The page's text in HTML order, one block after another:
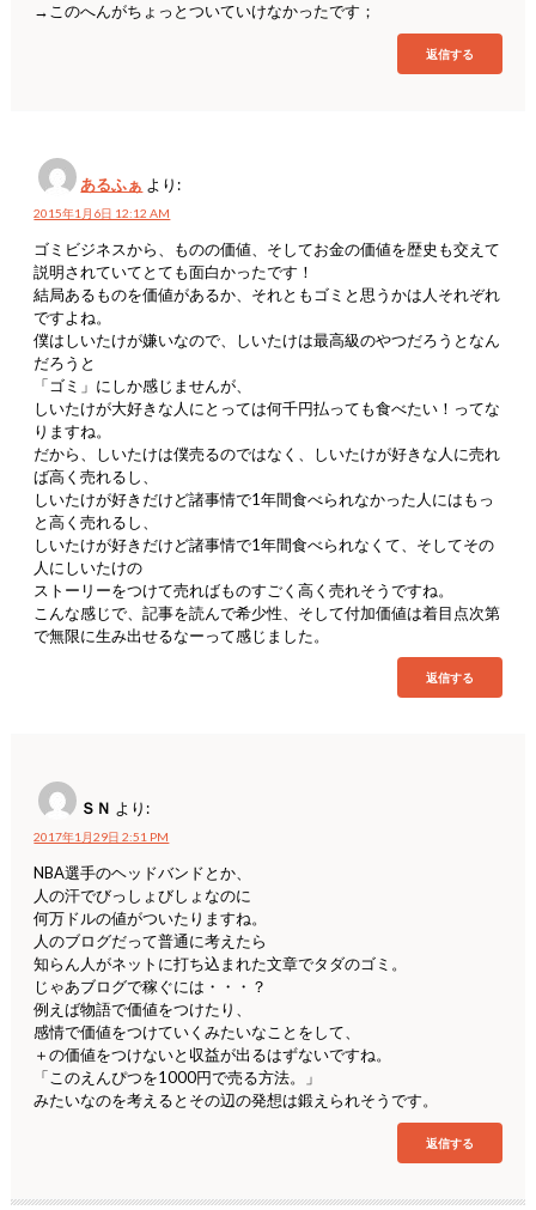
→このへんがちょっとついていけなかったです；
返信する
あるふぁ より:
2015年1月6日 12:12 AM
ゴミビジネスから、ものの価値、そしてお金の価値を歴史も交えて
説明されていてとても面白かったです！
結局あるものを価値があるか、それともゴミと思うかは人それぞれ
ですよね。
僕はしいたけが嫌いなので、しいたけは最高級のやつだろうとなん
だろうと
「ゴミ」にしか感じませんが、
しいたけが大好きな人にとっては何千円払っても食べたい！ってな
りますね。
だから、しいたけは僕売るのではなく、しいたけが好きな人に売れ
ば高く売れるし、
しいたけが好きだけど諸事情で1年間食べられなかった人にはもっ
と高く売れるし、
しいたけが好きだけど諸事情で1年間食べられなくて、そしてその
人にしいたけの
ストーリーをつけて売ればものすごく高く売れそうですね。
こんな感じで、記事を読んで希少性、そして付加価値は着目点次第
で無限に生み出せるなーって感じました。
返信する
ＳＮ より:
2017年1月29日 2:51 PM
NBA選手のヘッドバンドとか、
人の汗でびっしょびしょなのに
何万ドルの値がついたりますね。
人のブログだって普通に考えたら
知らん人がネットに打ち込まれた文章でタダのゴミ。
じゃあブログで稼ぐには・・・？
例えば物語で価値をつけたり、
感情で価値をつけていくみたいなことをして、
＋の価値をつけないと収益が出るはずないですね。
「このえんぴつを1000円で売る方法。」
みたいなのを考えるとその辺の発想は鍛えられそうです。
返信する